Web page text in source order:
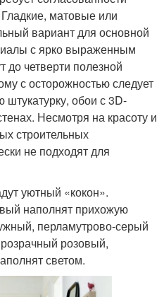
матовые или
вариант для основной
с ярко выраженным
до четверти полезной
с осторожностью следует
штукатурку, обои с 3D-
Несмотря на красоту и
строительных
не подходят для
уютный «кокон».
наполнят прихожую
перламутрово-серый
розовый,
светом.